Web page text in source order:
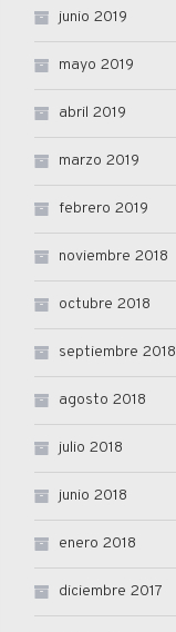
junio 2019
mayo 2019
abril 2019
marzo 2019
febrero 2019
noviembre 2018
octubre 2018
septiembre 2018
agosto 2018
julio 2018
junio 2018
enero 2018
diciembre 2017